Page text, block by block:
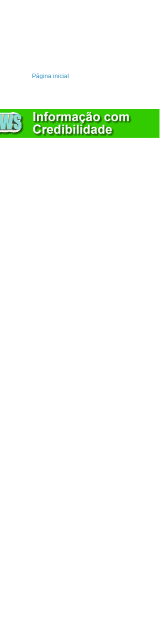
Página inicial